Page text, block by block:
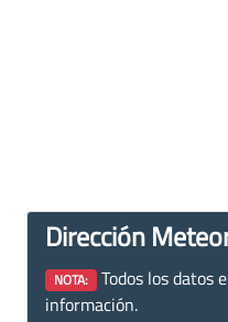
Dirección
NOTA: Todos los datos
información.